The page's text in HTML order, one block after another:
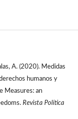
A. (2020). Medidas
humanos y
Measures: an
Revista Política